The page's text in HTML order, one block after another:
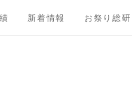
新着情報 お祭り総研